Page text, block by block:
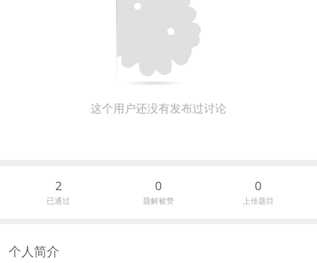
这个用户还没有发布过讨论
2
已通过
0
题解被赞
0
上传题目
个人简介